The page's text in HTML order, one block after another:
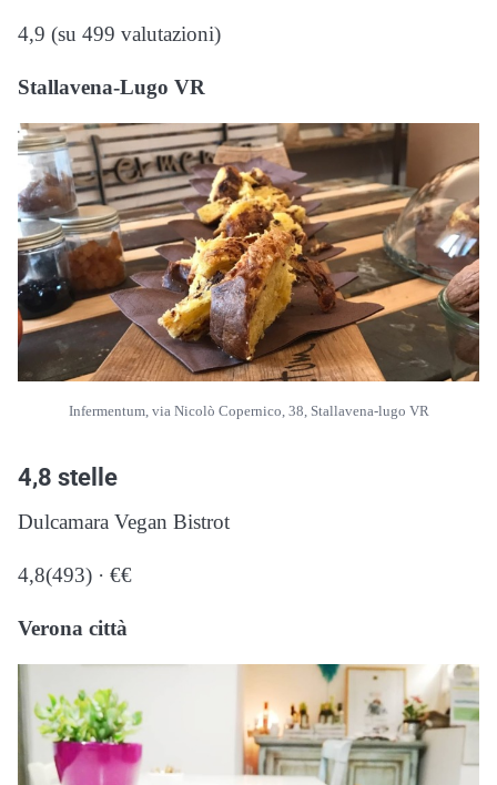
4,9 (su 499 valutazioni)
Stallavena-Lugo VR
Infermentum, via Nicolò Copernico, 38, Stallavena-lugo VR
4,8 stelle
Dulcamara Vegan Bistrot
4,8(493) · €€
Verona città